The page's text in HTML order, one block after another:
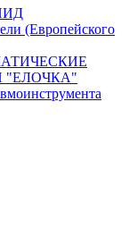
(Европейского
"ЕЛОЧКА"